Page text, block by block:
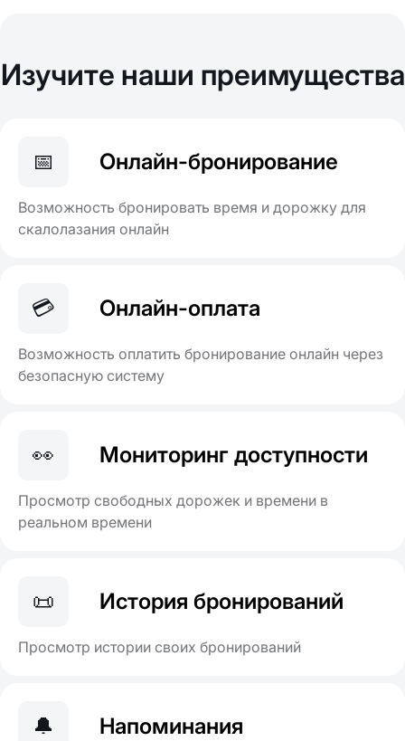
Изучите наши преимущества
📅 Онлайн-бронирование
Возможность бронировать время и дорожку для
скалолазания онлайн
💳 Онлайн-оплата
Возможность оплатить бронирование онлайн через
безопасную систему
👀 Мониторинг доступности
Просмотр свободных дорожек и времени в
реальном времени
📜 История бронирований
Просмотр истории своих бронирований
🔔 Напоминания